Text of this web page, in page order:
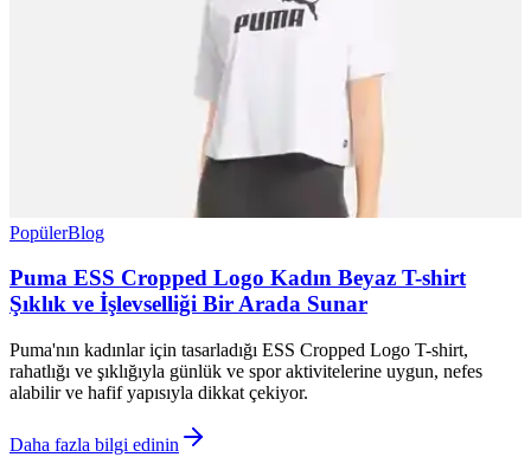
PopülerBlog
Puma ESS Cropped Logo Kadın Beyaz T-shirt
Şıklık ve İşlevselliği Bir Arada Sunar
Puma'nın kadınlar için tasarladığı ESS Cropped Logo T-shirt,
rahatlığı ve şıklığıyla günlük ve spor aktivitelerine uygun, nefes
alabilir ve hafif yapısıyla dikkat çekiyor.
Daha fazla bilgi edinin